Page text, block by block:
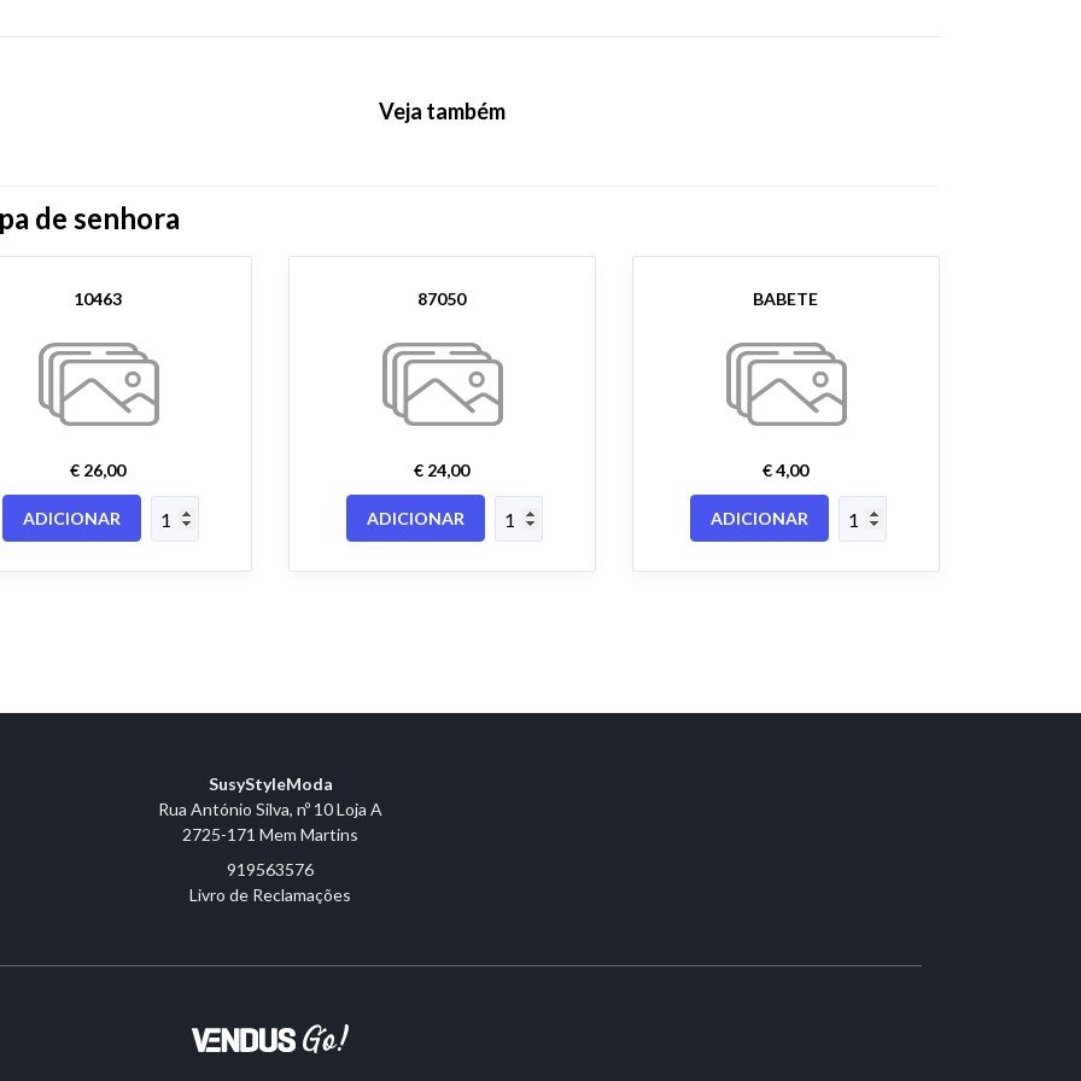
Veja também
de senhora
10463
€ 26,00
ADICIONAR
87050
€ 24,00
ADICIONAR
BABETE
€ 4,00
ADICIONAR
SusyStyleModa
Rua António Silva, nº 10 Loja A
2725-171 Mem Martins
919563576
Livro de Reclamações